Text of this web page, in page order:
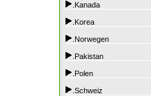
.Kanada
.Korea
.Norwegen
.Pakistan
.Polen
.Schweiz